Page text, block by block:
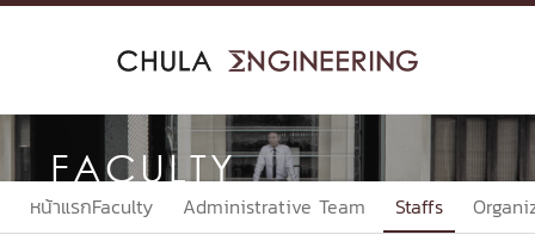
Skip
FACULTY
หน้าแรกFaculty Administrative Team Staffs